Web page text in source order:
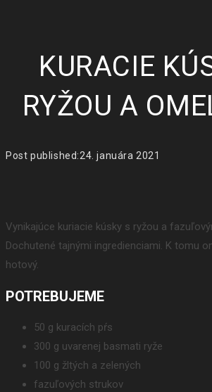
KURACIE
RYŽOU A
Post published:24. januára 2021
Vynikajúce kuriacie kúsky s ryžou a
Dochutené tajnými ingredienciami. K tomu
hotový.
POTREBUJEME
50 g kuracích pŕs
300 g uvarenej basmati ryže
100 g žltých a zelených
fazuľových strukov